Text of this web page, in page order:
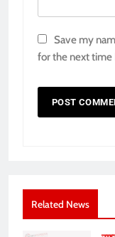
Save my
for the next time
Related News